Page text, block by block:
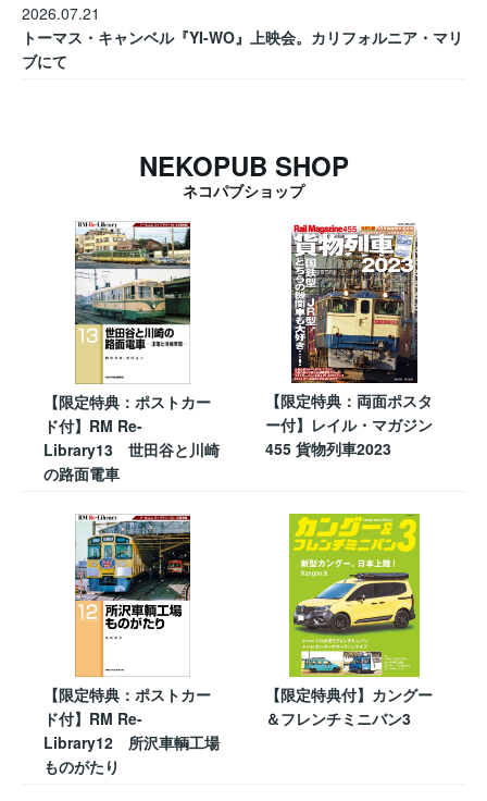
2026.07.21
トーマス・キャンベル『YI-WO』上映会。カリフォルニア・マリ
ブにて
NEKOPUB SHOP
ネコパブショップ
【限定特典：ポストカー
ド付】RM Re-
Library13 世田谷と川崎
の路面電車
【限定特典：両面ポスタ
ー付】レイル・マガジン
455 貨物列車2023
【限定特典：ポストカー
ド付】RM Re-
Library12 所沢車輌工場
ものがたり
【限定特典付】カングー
＆フレンチミニバン3